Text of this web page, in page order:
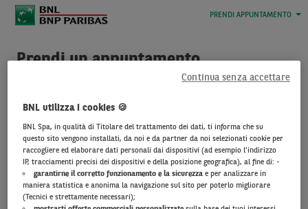
PRENDI APPUNTAMENTO
Prendi un appuntamento
BNL?Seleziona il link
procedi dopo il
riconoscimento.
Non sei cliente
BNL?Clicca
BNL utilizza i cookies 🍪
BNL Spa, in qualità di Titolare del trattamento dei dati, ti informa che su
questo sito vengono installati, da noi e da partner da noi selezionati cookie per
raccogliere ed elaborare dati personali dai dispositivi (ad esempio l’indirizzo
IP, tracciamenti precisi dei dispositivi e della posizione geografica), al fine di: -
garantirne il corretto funzionamento e la sicurezzae per analizzare in
maniera statistica e anonima la navigazione sul sito per poterlo migliorare
(Tecnici e strettamente necessari);
Continua senza accettare